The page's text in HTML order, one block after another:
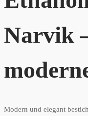
Narvik
Modern und elegant